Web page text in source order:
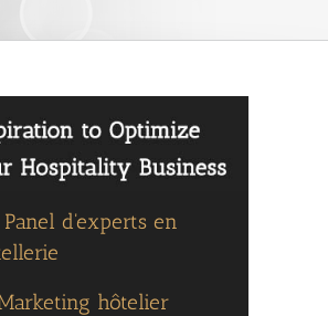
Panel d'experts en
hôtelier